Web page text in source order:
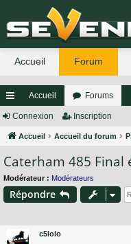
ac
co
ur
ci
Accueil Forums
Connexion Inscription
Accueil Accueil du forum
Caterham 485 Final
Modérateur : Modérateurs
Répondre
c5lolo